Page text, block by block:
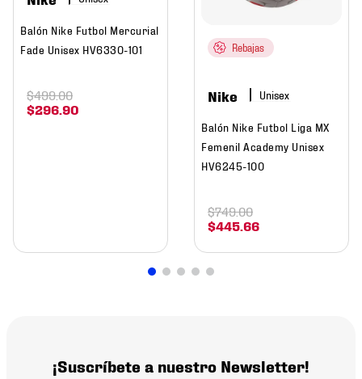
Balón Nike Futbol Mercurial
Fade Unisex HV6330-101
$296.90
$499.00
Rebajas
Nike
Balón Nike Futbol Liga MX
Femenil Academy Unisex
HV6245-100
$445.66
$749.00
¡Suscríbete a nuestro Newsletter!